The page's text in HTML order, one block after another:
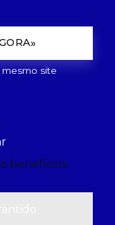
site
benefícios: